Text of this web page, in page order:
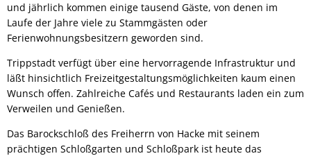
und jährlich kommen einige tausend Gäste, von denen im
Laufe der Jahre viele zu Stammgästen oder
Ferienwohnungsbesitzern geworden sind.
Trippstadt verfügt über eine hervorragende Infrastruktur und
läßt hinsichtlich Freizeitgestaltungsmöglichkeiten kaum einen
Wunsch offen. Zahlreiche Cafés und Restaurants laden ein zum
Verweilen und Genießen.
Das Barockschloß des Freiherrn von Hacke mit seinem
prächtigen Schloßgarten und Schloßpark ist heute das